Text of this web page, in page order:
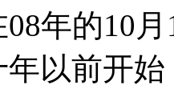
年的10
以前开